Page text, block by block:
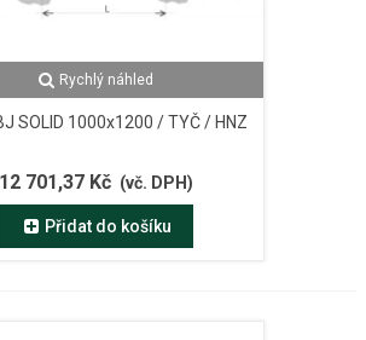
Rychlý náhled
SOLID 1000x1200 / TYČ / HNZ
12 701,37 Kč (vč. DPH)
Přidat do košíku